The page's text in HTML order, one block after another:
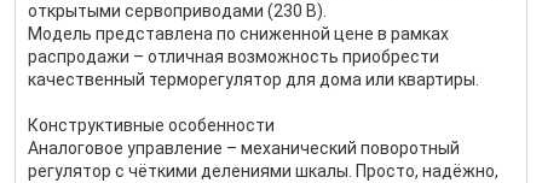
открытыми сервоприводами (230 В).
Модель представлена по сниженной цене в рамках
распродажи – отличная возможность приобрести
качественный терморегулятор для дома или квартиры.
Конструктивные особенности
Аналоговое управление – механический поворотный
регулятор с чёткими делениями шкалы. Просто, надёжно,